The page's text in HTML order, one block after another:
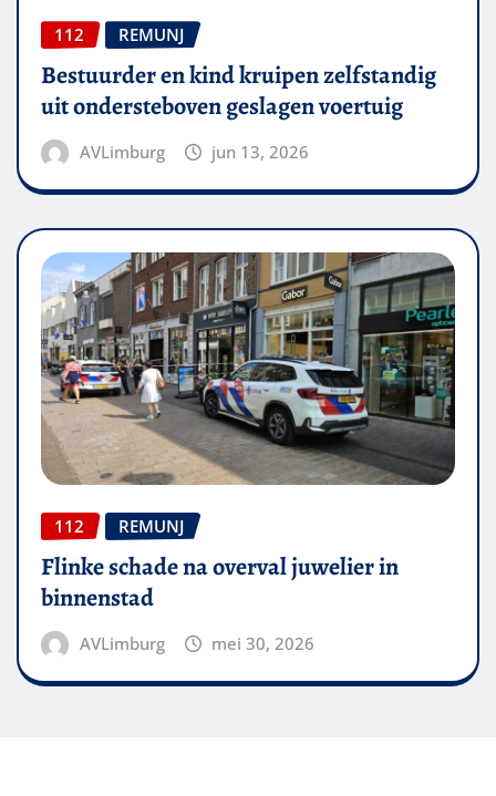
112 REMUNJ
Bestuurder en kind kruipen zelfstandig
uit ondersteboven geslagen voertuig
AVLimburg jun 13, 2026
112 REMUNJ
Flinke schade na overval juwelier in
binnenstad
AVLimburg mei 30, 2026